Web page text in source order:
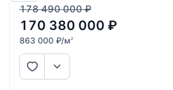
178 490 000 ₽
170 380 000 ₽
863 000 ₽/м2